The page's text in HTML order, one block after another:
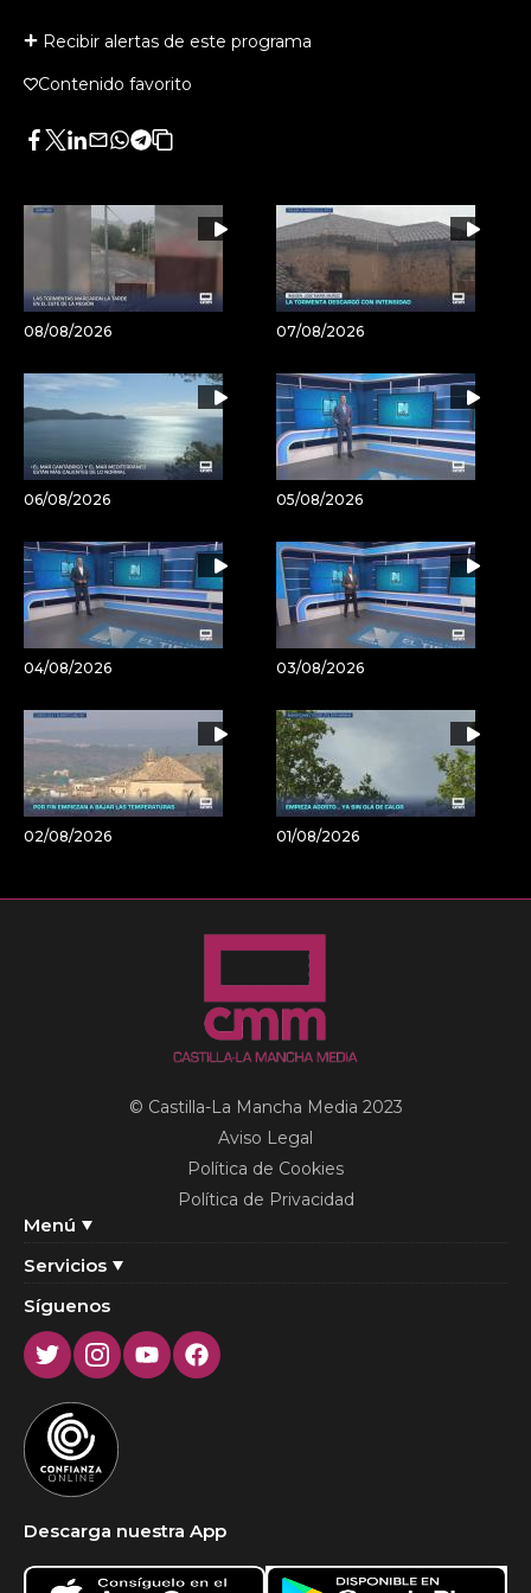
Recibir alertas de este programa
Contenido favorito
Facebook
Twitter
LinkedIn
Enviar
Whatsapp
Telegram
Copiar
artículo
08/08/2026 07/08/2026
06/08/2026 05/08/2026
04/08/2026 03/08/2026
02/08/2026 01/08/2026
Menú
Servicios
© Castilla-La Mancha Media 2023
Aviso Legal
Política de Cookies
Política de Privacidad
Síguenos
TwitterInstagram
YoutubeFacebook
Descarga nuestra App